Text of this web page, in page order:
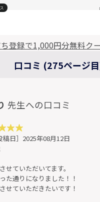
ち登録で1,000円分無料
口コミ (275ページ
先生への口コミ
稿日］2025年08月12日
せていただいてます。
た通りになりました！！
せていただきたいです！